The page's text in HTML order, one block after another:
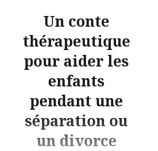
Un conte
thérapeutique
pour aider les
enfants
pendant une
séparation ou
un divorce